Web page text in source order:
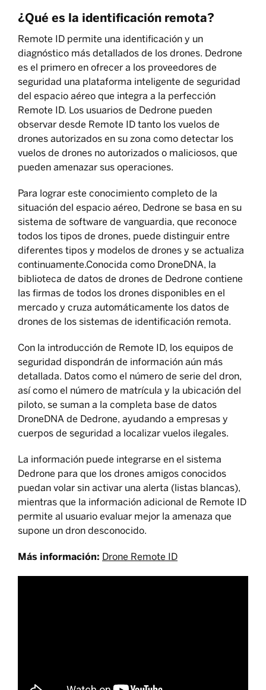
¿Qué es la identificación remota?
Remote ID permite una identificación y un
diagnóstico más detallados de los drones. Dedrone
es el primero en ofrecer a los proveedores de
seguridad una plataforma inteligente de seguridad
del espacio aéreo que integra a la perfección
Remote ID. Los usuarios de Dedrone pueden
observar desde Remote ID tanto los vuelos de
drones autorizados en su zona como detectar los
vuelos de drones no autorizados o maliciosos, que
pueden amenazar sus operaciones.
Para lograr este conocimiento completo de la
situación del espacio aéreo, Dedrone se basa en su
sistema de software de vanguardia, que reconoce
todos los tipos de drones, puede distinguir entre
diferentes tipos y modelos de drones y se actualiza
continuamente.Conocida como DroneDNA, la
biblioteca de datos de drones de Dedrone contiene
las firmas de todos los drones disponibles en el
mercado y cruza automáticamente los datos de
drones de los sistemas de identificación remota.
Con la introducción de Remote ID, los equipos de
seguridad dispondrán de información aún más
detallada. Datos como el número de serie del dron,
así como el número de matrícula y la ubicación del
piloto, se suman a la completa base de datos
DroneDNA de Dedrone, ayudando a empresas y
cuerpos de seguridad a localizar vuelos ilegales.
La información puede integrarse en el sistema
Dedrone para que los drones amigos conocidos
puedan volar sin activar una alerta (listas blancas),
mientras que la información adicional de Remote ID
permite al usuario evaluar mejor la amenaza que
supone un dron desconocido.
Más información: Drone Remote ID